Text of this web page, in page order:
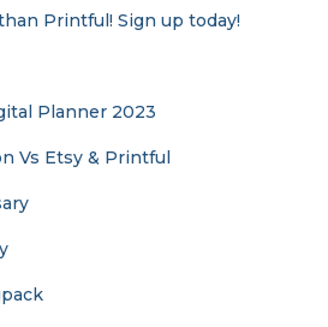
Printful! Sign up today!
Planner 2023
Vs Etsy & Printful